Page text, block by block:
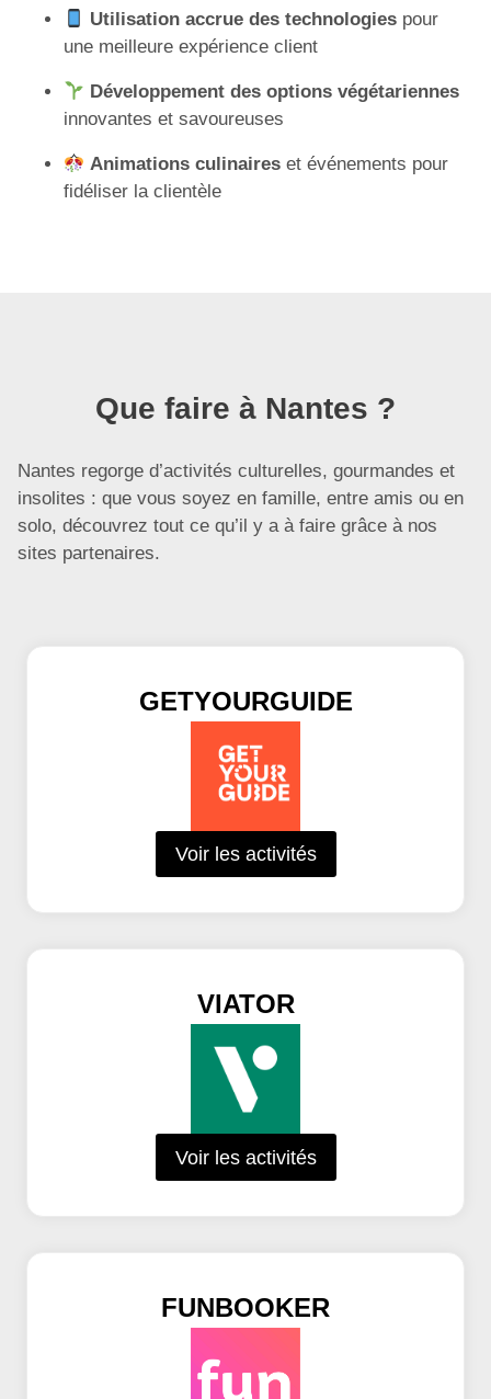
Utilisation accrue des technologies pour
une meilleure expérience client
Développement des options végétariennes
innovantes et savoureuses
Animations culinaires et événements pour
fidéliser la clientèle
Que faire à Nantes ?
Nantes regorge d’activités culturelles, gourmandes et
insolites : que vous soyez en famille, entre amis ou en
solo, découvrez tout ce qu’il y a à faire grâce à nos
sites partenaires.
GETYOURGUIDE
Voir les activités
VIATOR
Voir les activités
FUNBOOKER